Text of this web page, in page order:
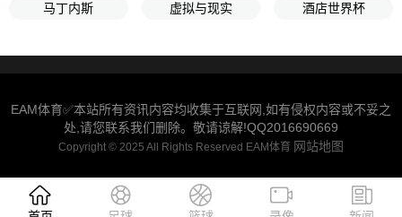
马丁内斯 虚拟与现实 酒店世界杯
EAM体育✅本站所有资讯内容均收集于互联网,如有侵权内容或不妥之
处,请您联系我们删除。敬请谅解!QQ2016690669
Copyright © 2025 All Rights Reserved EAM体育 网站地图